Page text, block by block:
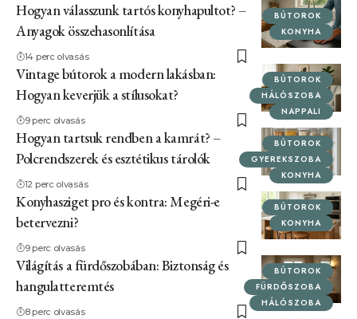
BÚTOROK
KONYHA
Hogyan válasszunk tartós konyhapultot? –
Anyagok összehasonlítása
14 perc olvasás
BÚTOROK
HÁLÓSZOBA
NAPPALI
Vintage bútorok a modern lakásban:
Hogyan keverjük a stílusokat?
9 perc olvasás
BÚTOROK
GYEREKSZOBA
KONYHA
Hogyan tartsuk rendben a kamrát? –
Polcrendszerek és esztétikus tárolók
12 perc olvasás
BÚTOROK
KONYHA
Konyhasziget pro és kontra: Megéri-e
betervezni?
9 perc olvasás
BÚTOROK
FÜRDŐSZOBA
HÁLÓSZOBA
Világítás a fürdőszobában: Biztonság és
hangulatteremtés
8 perc olvasás